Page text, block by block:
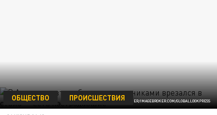
ФОТО: CLAUDIA REITMEIER/IMAGEBROKER.COM/GLOBALLOOKPRESS
ОБЩЕСТВО ПРОИСШЕСТВИЯ